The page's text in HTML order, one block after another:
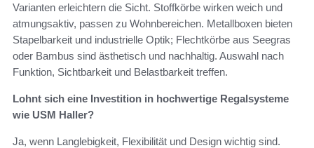
Varianten erleichtern die Sicht. Stoffkörbe wirken weich und
atmungsaktiv, passen zu Wohnbereichen. Metallboxen bieten
Stapelbarkeit und industrielle Optik; Flechtkörbe aus Seegras
oder Bambus sind ästhetisch und nachhaltig. Auswahl nach
Funktion, Sichtbarkeit und Belastbarkeit treffen.
Lohnt sich eine Investition in hochwertige Regalsysteme
wie USM Haller?
Ja, wenn Langlebigkeit, Flexibilität und Design wichtig sind.